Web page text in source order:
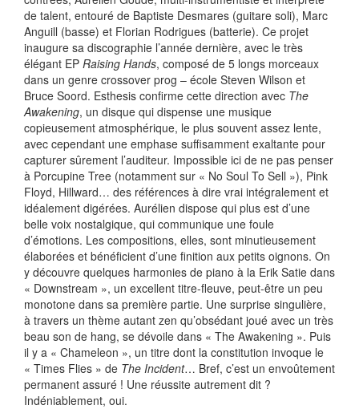
de talent, entouré de Baptiste Desmares (guitare soli), Marc
Anguill (basse) et Florian Rodrigues (batterie). Ce projet
inaugure sa discographie l’année dernière, avec le très
élégant EP Raising Hands, composé de 5 longs morceaux
dans un genre crossover prog – école Steven Wilson et
Bruce Soord. Esthesis confirme cette direction avec The
Awakening, un disque qui dispense une musique
copieusement atmosphérique, le plus souvent assez lente,
avec cependant une emphase suffisamment exaltante pour
capturer sûrement l’auditeur. Impossible ici de ne pas penser
à Porcupine Tree (notamment sur « No Soul To Sell »), Pink
Floyd, Hillward… des références à dire vrai intégralement et
idéalement digérées. Aurélien dispose qui plus est d’une
belle voix nostalgique, qui communique une foule
d’émotions. Les compositions, elles, sont minutieusement
élaborées et bénéficient d’une finition aux petits oignons. On
y découvre quelques harmonies de piano à la Erik Satie dans
« Downstream », un excellent titre-fleuve, peut-être un peu
monotone dans sa première partie. Une surprise singulière,
à travers un thème autant zen qu’obsédant joué avec un très
beau son de hang, se dévoile dans « The Awakening ». Puis
il y a « Chameleon », un titre dont la constitution invoque le
« Times Flies » de The Incident… Bref, c’est un envoûtement
permanent assuré ! Une réussite autrement dit ?
Indéniablement, oui.